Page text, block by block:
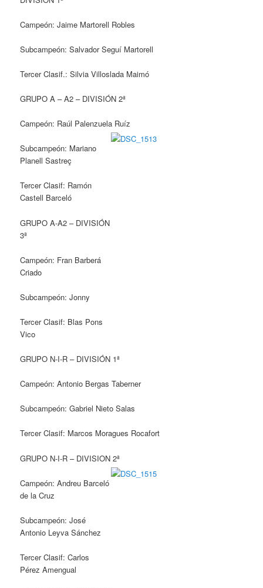
Campeón: Jaime Martorell Robles
Subcampeón: Salvador Seguí Martorell
Tercer Clasif.: Silvia Villoslada Maimó
GRUPO A – A2 – DIVISIÓN 2ª
Campeón: Raúl Palenzuela Ruíz
Subcampeón: Mariano
Planell Sastreç
Tercer Clasif: Ramón
Castell Barceló
GRUPO A-A2 – DIVISIÓN
3ª
Campeón: Fran Barberá
Criado
Subcampeón: Jonny
Tercer Clasif: Blas Pons
Vico
GRUPO N-I-R – DIVISIÓN 1ª
Campeón: Antonio Bergas Taberner
Subcampeón: Gabriel Nieto Salas
Tercer Clasif: Marcos Moragues Rocafort
GRUPO N-I-R – DIVISION 2ª
Campeón: Andreu Barceló
de la Cruz
Subcampeón: José
Antonio Leyva Sánchez
Tercer Clasif: Carlos
Pérez Amengual